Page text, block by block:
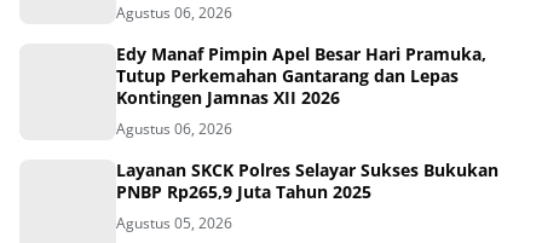
Agustus 06, 2026
Edy Manaf Pimpin Apel Besar Hari Pramuka,
Tutup Perkemahan Gantarang dan Lepas
Kontingen Jamnas XII 2026
Agustus 06, 2026
Layanan SKCK Polres Selayar Sukses Bukukan
PNBP Rp265,9 Juta Tahun 2025
Agustus 05, 2026